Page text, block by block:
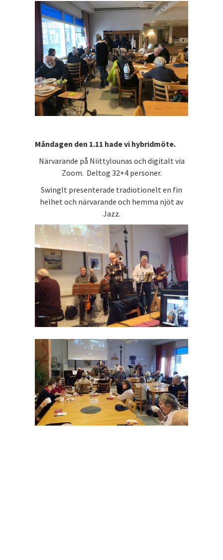
Måndagen den 1.11 hade vi hybridmöte.
Närvarande på Niittylounas och digitalt via
Zoom. Deltog 32+4 personer.
SwingIt presenterade tradiotionelt en fin
helhet och närvarande och hemma njöt av
Jazz.